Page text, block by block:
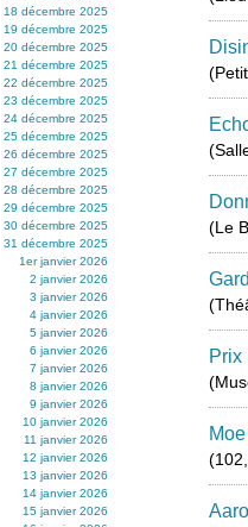
18 décembre 2025
19 décembre 2025
20 décembre 2025
21 décembre 2025
22 décembre 2025
23 décembre 2025
24 décembre 2025
25 décembre 2025
26 décembre 2025
27 décembre 2025
28 décembre 2025
29 décembre 2025
30 décembre 2025
31 décembre 2025
1er janvier 2026
2 janvier 2026
3 janvier 2026
4 janvier 2026
5 janvier 2026
6 janvier 2026
7 janvier 2026
8 janvier 2026
9 janvier 2026
10 janvier 2026
11 janvier 2026
12 janvier 2026
13 janvier 2026
14 janvier 2026
15 janvier 2026
(Le
Prix